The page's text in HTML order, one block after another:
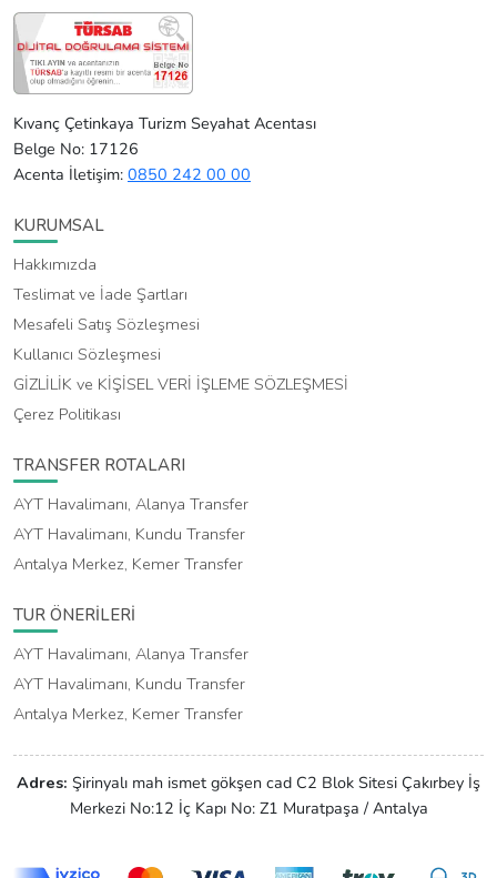
Kıvanç Çetinkaya Turizm Seyahat Acentası
Belge No: 17126
Acenta İletişim: 0850 242 00 00
KURUMSAL
Hakkımızda
Teslimat ve İade Şartları
Mesafeli Satış Sözleşmesi
Kullanıcı Sözleşmesi
GİZLİLİK ve KİŞİSEL VERİ İŞLEME SÖZLEŞMESİ
Çerez Politikası
TRANSFER ROTALARI
AYT Havalimanı, Alanya Transfer
AYT Havalimanı, Kundu Transfer
Antalya Merkez, Kemer Transfer
TUR ÖNERİLERİ
AYT Havalimanı, Alanya Transfer
AYT Havalimanı, Kundu Transfer
Antalya Merkez, Kemer Transfer
Adres: Şirinyalı mah ismet gökşen cad C2 Blok Sitesi Çakırbey İş
Merkezi No:12 İç Kapı No: Z1 Muratpaşa / Antalya